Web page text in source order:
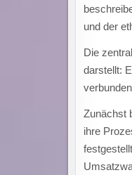
und der
Die
darstellt:
Zunächst
ihre